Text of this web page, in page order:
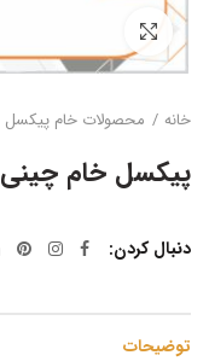
خانه محصولات خام پیکسل
پیکسل خام چینی
دنبال کردن
توضیحات